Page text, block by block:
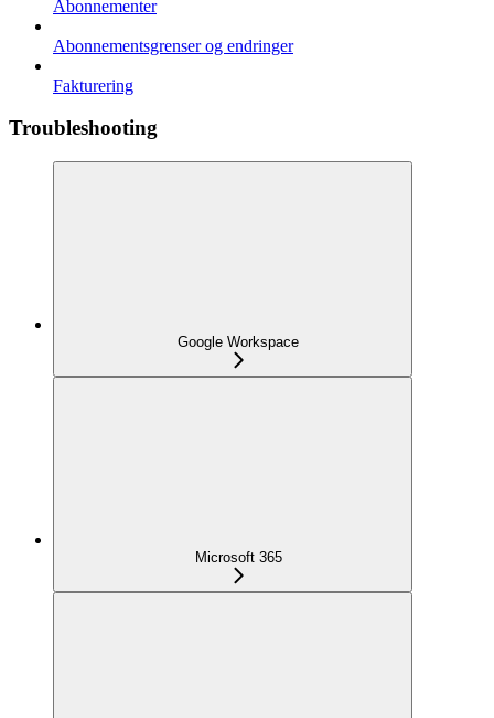
Abonnementer
Abonnementsgrenser og endringer
Fakturering
Troubleshooting
Google Workspace
Microsoft 365